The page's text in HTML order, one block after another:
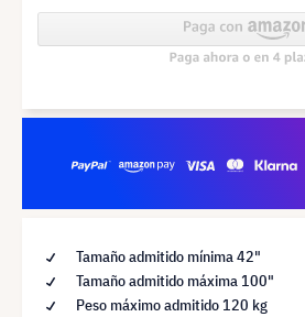
Tamaño admitido mínima 42"
Tamaño admitido máxima 100"
Peso máximo admitido 120 kg